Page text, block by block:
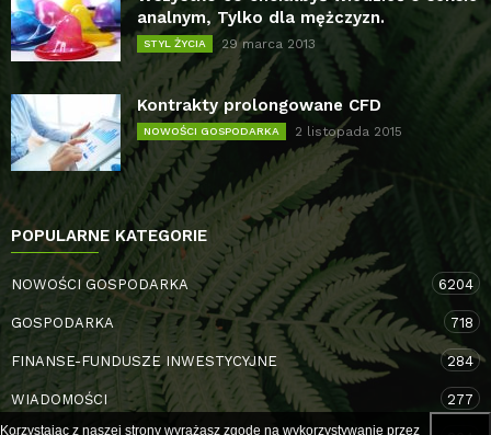
analnym, Tylko dla mężczyzn.
STYL ŻYCIA 29 marca 2013
Kontrakty prolongowane CFD
NOWOŚCI GOSPODARKA 2 listopada 2015
POPULARNE KATEGORIE
NOWOŚCI GOSPODARKA 6204
GOSPODARKA 718
FINANSE-FUNDUSZE INWESTYCYJNE 284
WIADOMOŚCI 277
Korzystając z naszej strony wyrażasz zgodę na wykorzystywanie przez